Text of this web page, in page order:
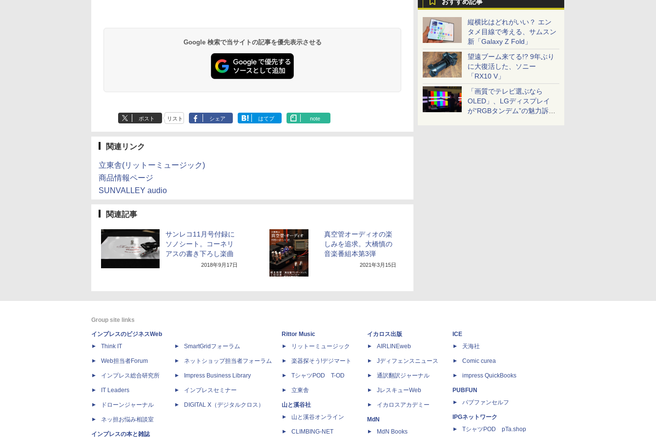
縦横比はどれがいい？ エン
タメ目線で考える、サムスン
新「Galaxy Z Fold」
望遠ブーム来てる!? 9年ぶり
に大復活した、ソニー
「RX10 V」
「画質でテレビ選ぶなら
OLED」、LGディスプレイ
が“RGBタンデム”の魅力訴
Google 検索で当サイトの記事を優先表示させる
ポスト リスト シェア はてブ note
関連リンク
立東舎(リットーミュージック)
商品情報ページ
SUNVALLEY audio
関連記事
サンレコ11月号付録に
ソノシート。コーネリ
アスの書き下ろし楽曲
2018年9月17日
真空管オーディオの楽
しみを追求。大橋慎の
音楽番組本第3弾
2021年3月15日
Group site links
インプレスのビジネスWeb
Think IT
Web担当者Forum
インプレス総合研究所
IT Leaders
ドローンジャーナル
ネッ担お悩み相談室
インプレスの本と雑誌
SmartGridフォーラム
ネットショップ担当者フォーラム
Impress Business Library
インプレスセミナー
DIGITAL X（デジタルクロス）
Rittor Music
リットーミュージック
楽器探そう!デジマート
TシャツPOD T-OD
立東舎
山と溪谷社
山と溪谷オンライン
CLIMBING-NET
イカロス出版
AIRLINEweb
Jディフェンスニュース
通訳翻訳ジャーナル
JレスキューWeb
イカロスアカデミー
MdN
MdN Books
ICE
天海社
Comic curea
impress QuickBooks
PUBFUN
パブファンセルフ
IPGネットワーク
TシャツPOD pTa.shop